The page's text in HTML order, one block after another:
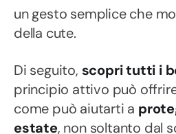
un gesto semplice che
della cute.
Di seguito, scopri tutti i
principio attivo può
come può aiutarti a
estate, non soltanto dal